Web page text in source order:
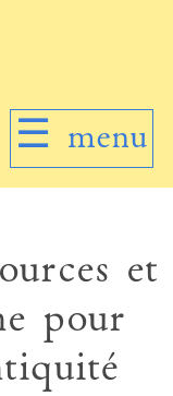
☰ menu
et
pour